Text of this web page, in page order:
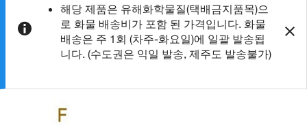
해당 제품은 유해화학물질(택배금지품목)으
로 화물 배송비가 포함 된 가격입니다. 화물
배송은 주 1회 (차주-화요일)에 일괄 발송됩
니다. (수도권은 익일 발송, 제주도 발송불가)